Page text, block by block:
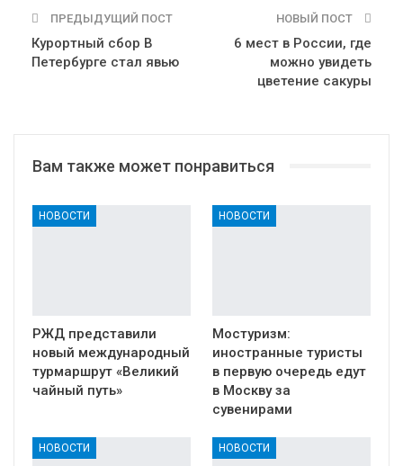
ПРЕДЫДУЩИЙ ПОСТ
Курортный сбор В
Петербурге стал явью
НОВЫЙ ПОСТ
6 мест в России, где
можно увидеть
цветение сакуры
Вам также может понравиться
НОВОСТИ
РЖД представили
новый международный
турмаршрут «Великий
чайный путь»
НОВОСТИ
Мостуризм:
иностранные туристы
в первую очередь едут
в Москву за
сувенирами
НОВОСТИ НОВОСТИ